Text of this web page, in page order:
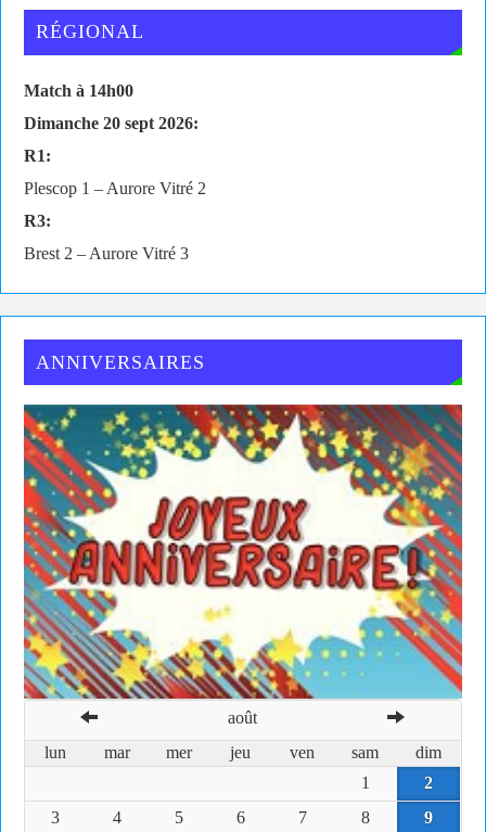
RÉGIONAL
Match à 14h00
Dimanche 20 sept 2026:
R1:
Plescop 1 – Aurore Vitré 2
R3:
Brest 2 – Aurore Vitré 3
ANNIVERSAIRES
août
lun
mar mer jeu ven sam
dim
1
2
3
4 5 6 7 8
9